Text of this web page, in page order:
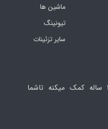
ماشین ها
تیونینگ
سایر تزئینات
مجموعه مهدی اسپرت باسابقه 10 ساله کمک میکنه تاشما